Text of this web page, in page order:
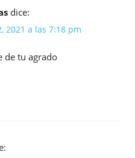
dice:
2021 a las 7:18 pm
de tu agrado